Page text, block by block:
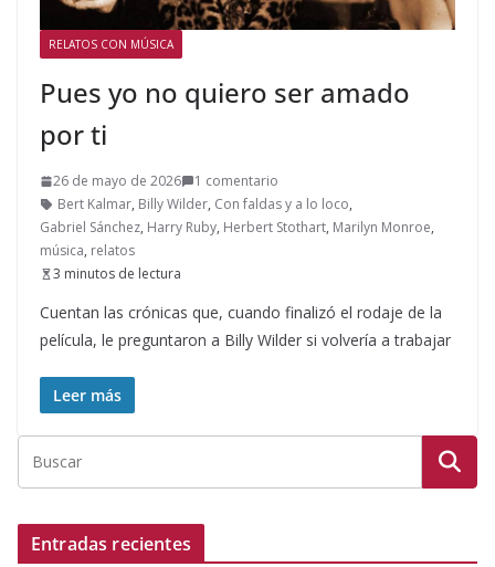
RELATOS CON MÚSICA
Pues yo no quiero ser amado
por ti
26 de mayo de 2026
1 comentario
Bert Kalmar, Billy Wilder, Con faldas y a lo loco,
Gabriel Sánchez, Harry Ruby, Herbert Stothart, Marilyn Monroe,
música, relatos
3 minutos de lectura
Cuentan las crónicas que, cuando finalizó el rodaje de la
película, le preguntaron a Billy Wilder si volvería a trabajar
Leer más
Entradas recientes